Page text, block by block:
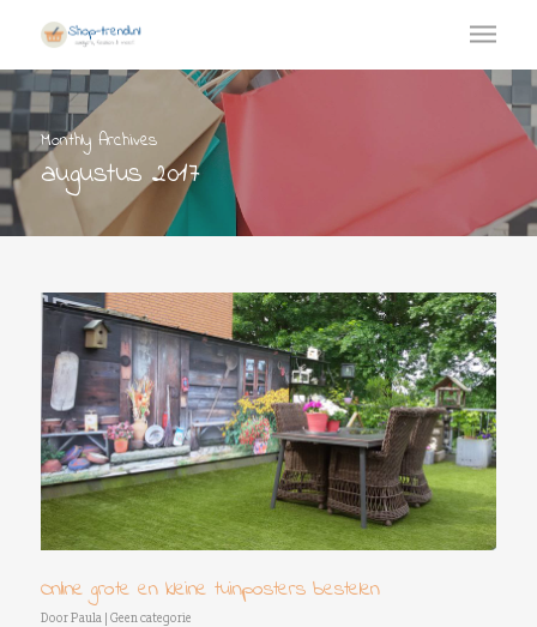
Monthly Archives
augustus 2017
Online grote en kleine tuinposters bestellen
Door Paula Geen categorie